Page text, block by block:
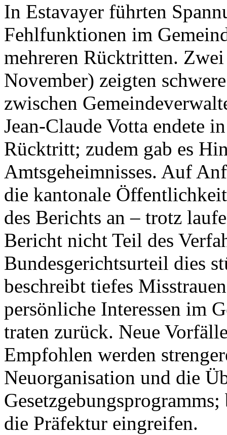
In Estavayer führten
Fehlfunktionen im
mehreren Rücktritten.
November) zeigten
zwischen
Jean-Claude Votta endete
Rücktritt; zudem gab es
Amtsgeheimnisses. Auf
die kantonale
des Berichts an – trotz
Bericht nicht Teil des
Bundesgerichtsurteil dies
beschreibt tiefes
persönliche Interessen im
traten zurück. Neue
Empfohlen werden
Neuorganisation und die
die Präfektur eingreifen.